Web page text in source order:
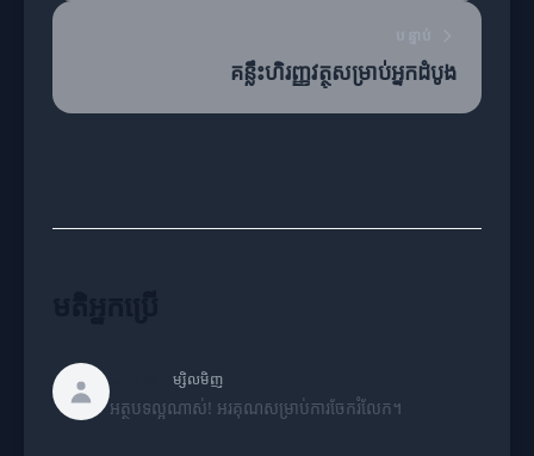
គន្លឹះហិរញ្ញវត្ថុសម្រាប់អ្នកដំបូង
ម្សិលមិញ
អត្ថបទល្អណាស់! អរគុណសម្រាប់ការចែករំលែក។